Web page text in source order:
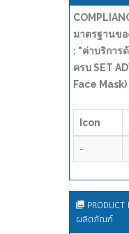
มาตรฐานข
: "ค่าบริการ
ครบ SET
Face Mask)
Icon
-
ผลิตภัณฑ์